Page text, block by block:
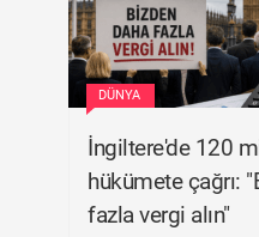
DÜNYA
İngiltere'de 120
hükümete çağrı:
fazla vergi alın"